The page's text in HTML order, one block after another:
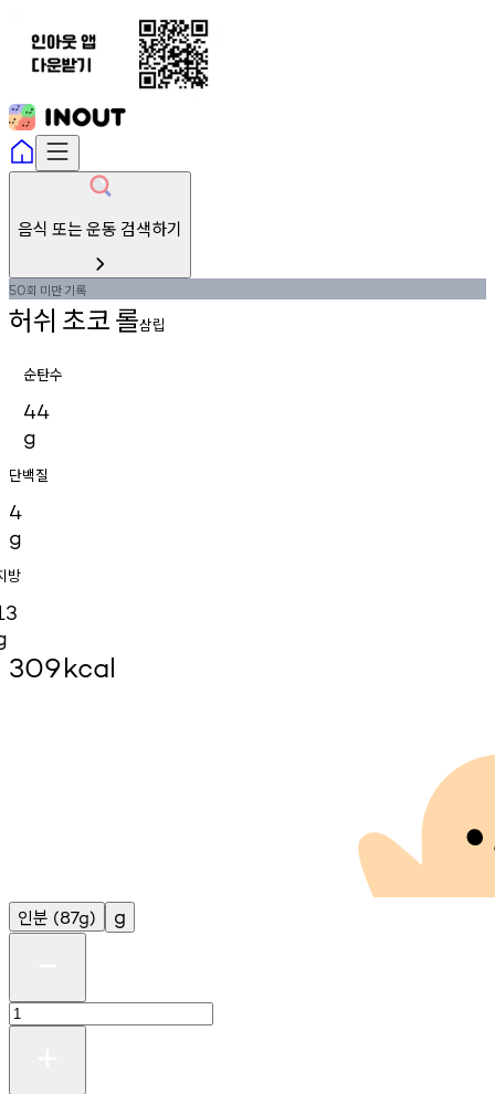
음식 또는 운동 검색하기
50회 미만기록
허쉬 초코롤삼립
순탄수
44
g
단백질
4
g
방
309kcal
인분 (87g) g